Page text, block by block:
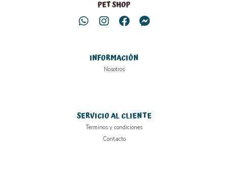
INFORMACIÓN
Nosotros
SERVICIO AL CLIENTE
Terminos y condiciones
Contacto